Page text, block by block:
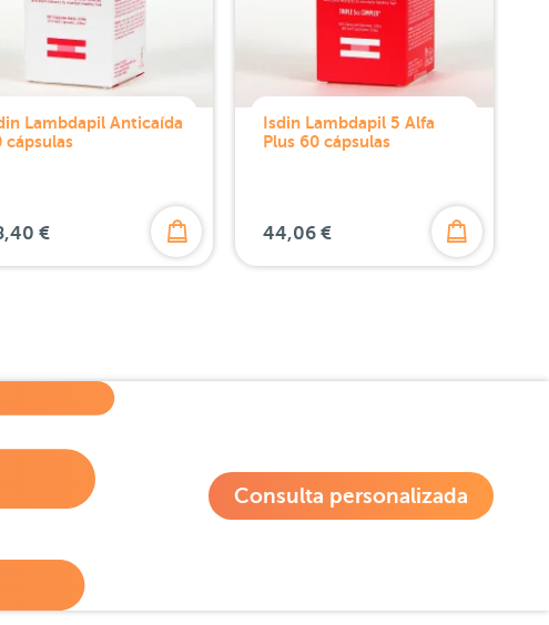
Lambdapil Anticaída
cápsulas
€
Isdin Lambdapil 5 Alfa
Plus 60 cápsulas
44,06 €
Consulta personalizada